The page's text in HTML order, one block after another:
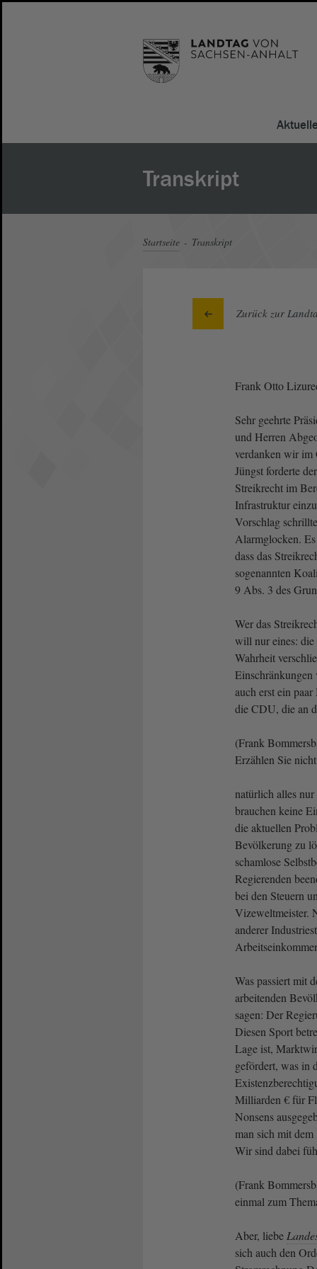
Transkript
Startseite Transkript
Zurück zur
Frank Otto
Sehr geehrte
und Herren
verdanken wir im
Jüngst forderte
Streikrecht im
Infrastruktur
Vorschlag
Alarmglocken.
dass das
sogenannten
9 Abs. 3 des
Wer das
will nur eines: die
Wahrheit
Einschränkungen
auch erst ein
die CDU, die an
(Frank
Erzählen Sie
natürlich alles
brauchen keine
die aktuellen
Bevölkerung zu
schamlose
Regierenden
bei den Steuern
Vizeweltmeister.
anderer
Was passiert mit
arbeitenden
sagen: Der
Diesen Sport
Lage ist,
gefördert, was in
Milliarden € für
Nonsens
man sich mit
Wir sind dabei
(Frank
einmal zum
Aber, liebe
sich auch den